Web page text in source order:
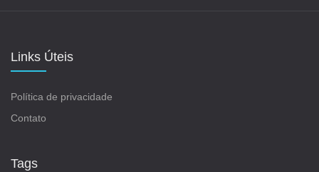
Links Úteis
Política de privacidade
Contato
Tags